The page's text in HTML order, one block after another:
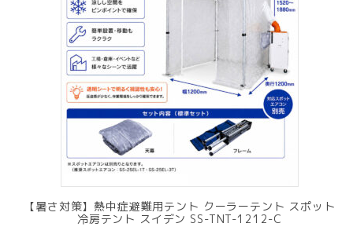
【暑さ対策】熱中症避難用テント クーラーテント スポット
冷房テント スイデン SS-TNT-1212-C